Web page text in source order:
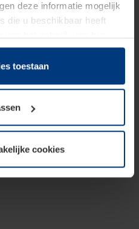
deze informatie mogelijk
die u beschikbaar heeft
cookies op uw computer
is. Voor alle andere
vereist. Uw
bij de uitleg van de
toestaan
cookies